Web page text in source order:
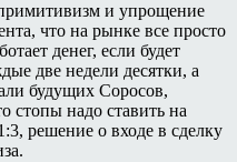
и упрощение
что на рынке все просто
денег, если будет
две недели десятки, а
будущих Соросов,
стопы надо ставить на
решение о входе в сделку